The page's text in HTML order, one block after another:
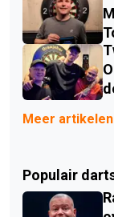
Meer artikelen
Populair